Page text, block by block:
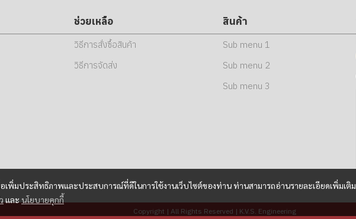
เพิ่มประสิทธิภาพและประสบการณ์ที่ดีในการใช้งานเว็บไซต์ของท่าน ท่านสามารถอ่านรายละเอียดเพิ่มเติม
และ นโยบายคุกกี้
ช่วยเหลือ
วิธีการสั่งซื้อสินค้า
วิธีการจัดส่ง
สินค้า
Sub menu 1
Sub menu 2
Sub menu 3
Copyright | All Rights Reserved | K.V.S. Engineering